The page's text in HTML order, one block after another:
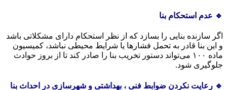
🔹 عدم استحکام بنا
اگر سازنده بنایی را بسازد که از نظر استحکام دارای مشکلاتی باشد
و این بنا قادر به تحمل فشارها یا شرایط محیطی نباشد، کمیسیون
ماده ۱۰۰ می‌تواند دستور تخریب بنا را صادر کند تا از بروز حوادث
جلوگیری شود.
🔹 رعایت نکردن ضوابط فنی ، بهداشتی و شهرسازی در احداث بنا